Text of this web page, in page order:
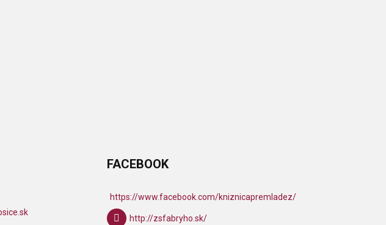
FACEBOOK
https://www.facebook.com/kniznicapremladez/
http://zsfabryho.sk/